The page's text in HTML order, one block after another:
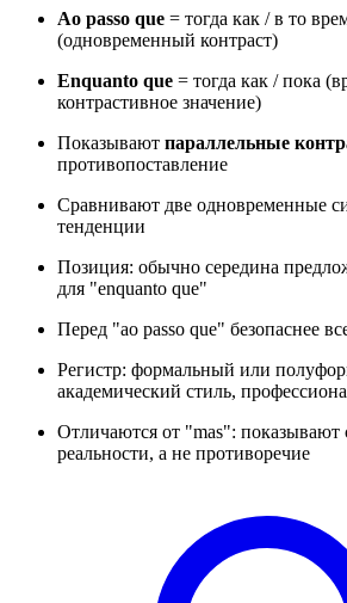
Ao passo que = тогда как / в то
(одновременный контраст)
Enquanto que = тогда как / пока
контрастивное значение)
Показывают параллельные
противопоставление
Сравнивают две одновременные
тенденции
Позиция: обычно середина
для "enquanto que"
Перед "ao passo que" безопаснее
Регистр: формальный или
академический стиль,
Отличаются от "mas":
реальности, а не противоречие